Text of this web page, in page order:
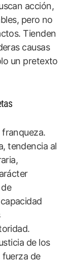
acción,
pero no
Tienden
causas
un pretexto
franqueza.
tendencia al
de los
de